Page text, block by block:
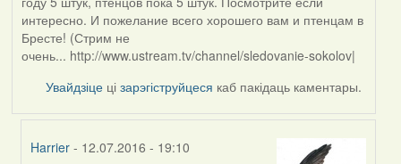
интересно. И пожелание всего хорошего вам и птенцам в
Бресте! (Стрим не
очень... http://www.ustream.tv/channel/sledovanie-sokolov|
Увайдзіце цізарэгіструйцеся каб пакідаць каментары.
Harrier - 12.07.2016 - 19:10